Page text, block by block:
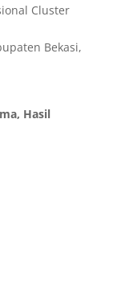
Cluster
Bekasi,
Hasil